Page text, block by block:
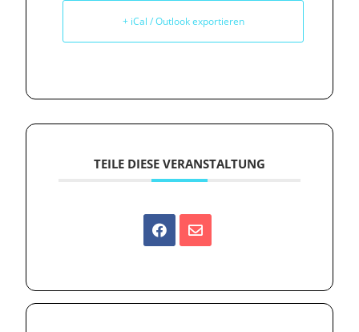
+ iCal / Outlook exportieren
TEILE DIESE VERANSTALTUNG